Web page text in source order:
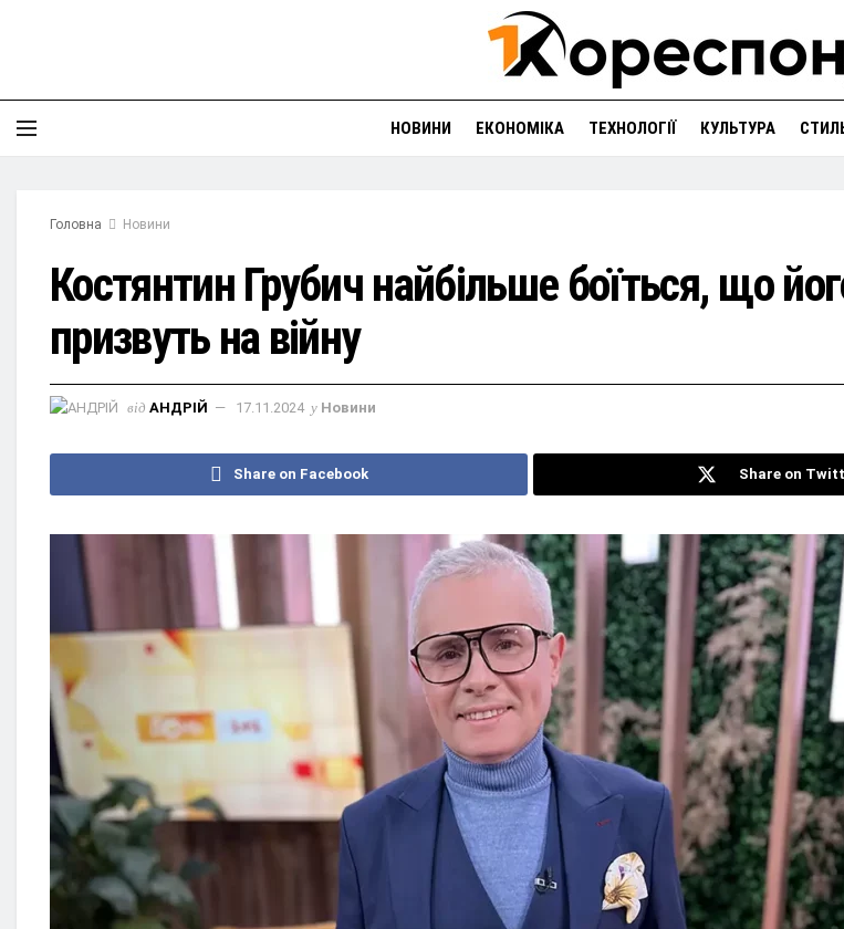
НОВИНИ ЕКОНОМІКА ТЕХНОЛОГІЇ КУЛЬТУРА
Головна Новини
Костянтин Грубич найбільше боїться, що
призвуть на війну
від АНДРІЙ 17.11.2024 у Новини
Share on Facebook Share on